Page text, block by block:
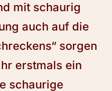
mit schaurig
auch auf die
sorgen
erstmals ein
schaurige